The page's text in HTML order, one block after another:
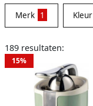
Merk 1 Kleur
189 resultaten:
15%